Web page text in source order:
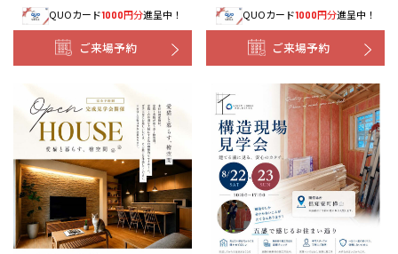
QUOカード1000円分進呈中！
ご来場予約
QUOカード1000円分進呈中！
ご来場予約